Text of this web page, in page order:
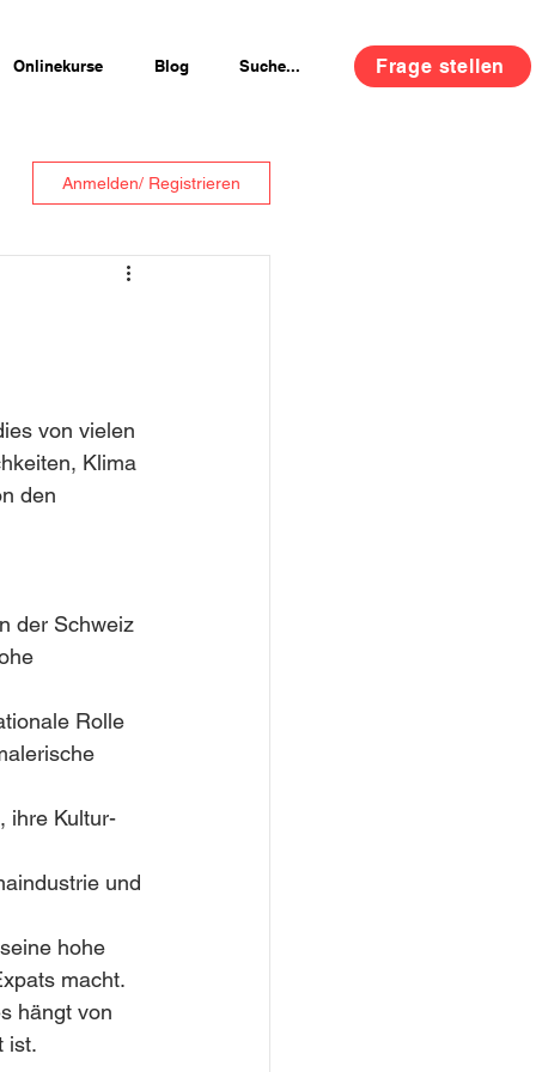
Onlinekurse Blog Suche... Frage stellen
Anmelden/ Registrieren
von vielen
Klima
den
der Schweiz
Rolle
ihre Kultur-
und
hohe
macht.
hängt von
ist.